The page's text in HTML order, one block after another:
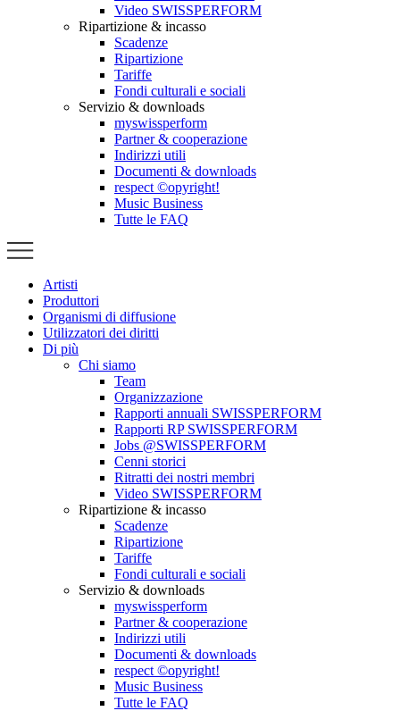
Video SWISSPERFORM
Ripartizione & incasso
Scadenze
Ripartizione
Tariffe
Fondi culturali e sociali
Servizio & downloads
myswissperform
Partner & cooperazione
Indirizzi utili
Documenti & downloads
respect ©opyright!
Music Business
Tutte le FAQ
Artisti
Produttori
Organismi di diffusione
Utilizzatori dei diritti
Di più
Chi siamo
Team
Organizzazione
Rapporti annuali SWISSPERFORM
Rapporti RP SWISSPERFORM
Jobs @SWISSPERFORM
Cenni storici
Ritratti dei nostri membri
Video SWISSPERFORM
Ripartizione & incasso
Scadenze
Ripartizione
Tariffe
Fondi culturali e sociali
Servizio & downloads
myswissperform
Partner & cooperazione
Indirizzi utili
Documenti & downloads
respect ©opyright!
Music Business
Tutte le FAQ